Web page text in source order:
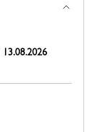
13.08.2026